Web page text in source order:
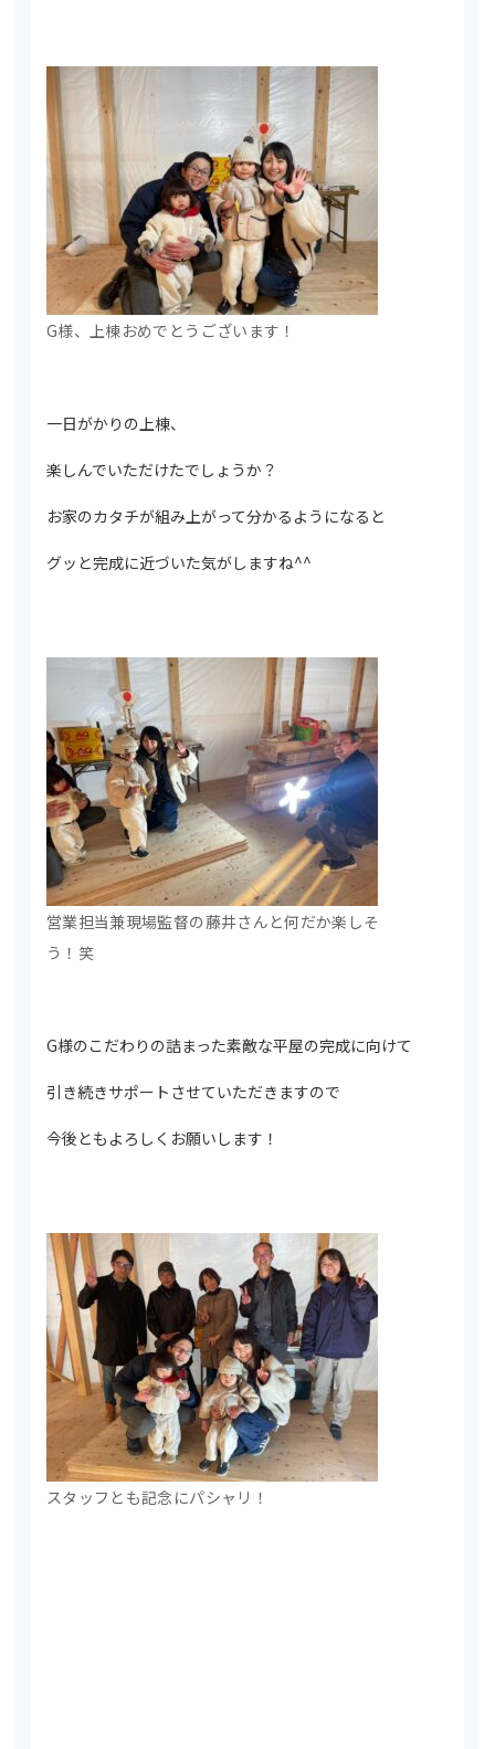
G様、上棟おめでとうございます！
一日がかりの上棟、
楽しんでいただけたでしょうか？
お家のカタチが組み上がって分かるようになると
グッと完成に近づいた気がしますね^^
営業担当兼現場監督の藤井さんと何だか楽しそ
う！笑
G様のこだわりの詰まった素敵な平屋の完成に向けて
引き続きサポートさせていただきますので
今後ともよろしくお願いします！
スタッフとも記念にパシャリ！